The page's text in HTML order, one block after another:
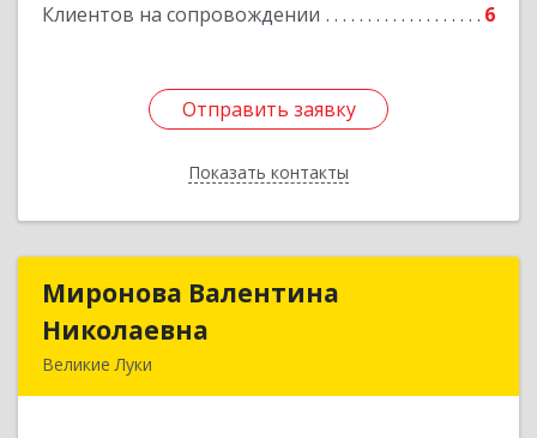
Клиентов на сопровождении 6
Отправить заявку
Показать контакты
Отправить заявку
Назад
Миронова Валентина
Николаевна
Великие Луки
Миронова Валентина